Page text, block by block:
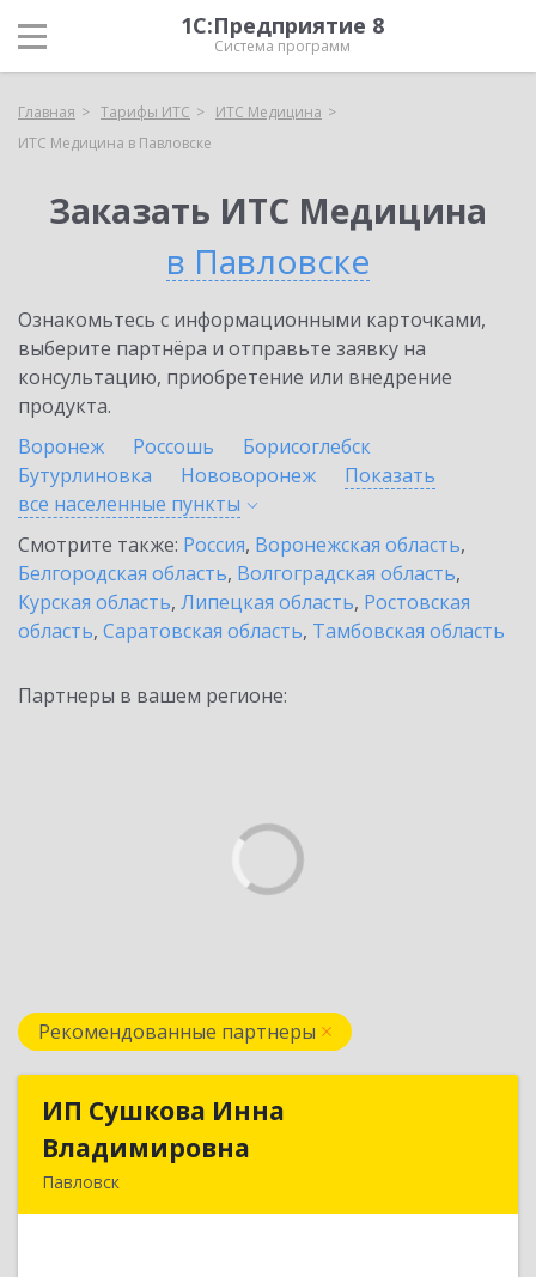
1С:Предприятие 8
Система программ
Главная Тарифы ИТС
ИТС Медицина
ИТС Медицина в Павловске
Заказать ИТС Медицина
в Павловске
Ознакомьтесь с информационными карточками,
выберите партнёра и отправьте заявку на
консультацию, приобретение или внедрение
продукта.
Воронеж
Россошь
Борисоглебск
Бутурлиновка
Нововоронеж
Показать
все населенные пункты
Смотрите также: Россия, Воронежская область,
Белгородская область, Волгоградская область,
Курская область, Липецкая область, Ростовская
область, Саратовская область, Тамбовская область
Партнеры в вашем регионе:
Рекомендованные партнеры
ИП Сушкова Инна
Владимировна
Павловск
ИП Сушкова Инна